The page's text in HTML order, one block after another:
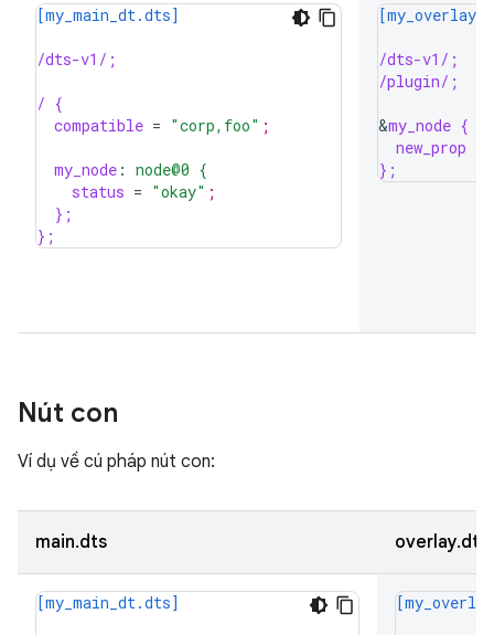
[my_main_dt.dts]
/dts-v1/;
/ {
compatible = "corp,foo" ;
my_node : node@0 {
status = "okay" ;
};
};
/dts-v1/;
/plugin/;
&my_node {
new_prop
};
Nút con
Ví dụ về cú pháp nút con:
main.dts overlay.dts
[my_main_dt.dts]